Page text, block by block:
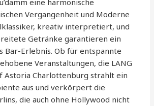
eine harmonische
Vergangenheit und Moderne
kreativ interpretiert, und
Getränke garantieren ein
Bar-Erlebnis. Ob für entspannte
Veranstaltungen, die LANG
Astoria Charlottenburg strahlt ein
aus und verkörpert die
die auch ohne Hollywood nicht